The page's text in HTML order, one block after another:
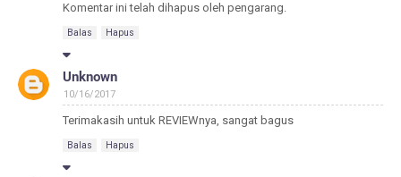
Komentar ini telah dihapus oleh pengarang.
Balas Hapus
Unknown
10/16/2017
Terimakasih untuk REVIEWnya, sangat bagus
Balas Hapus